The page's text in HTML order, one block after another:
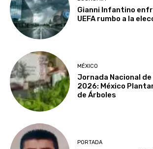
Gianni Infantino
UEFA rumbo a la
MÉXICO
Jornada Nacional
2026: México
de Árboles
PORTADA